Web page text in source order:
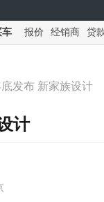
车 报价 经销商 贷
发布 新家族设计
计